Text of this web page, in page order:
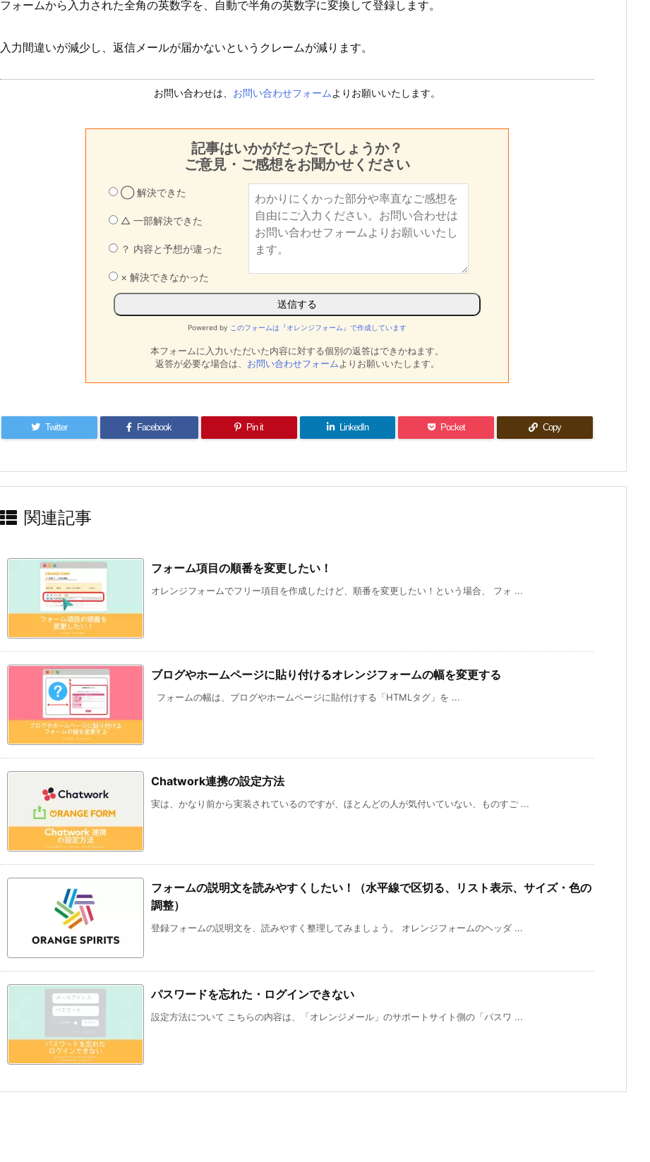
フォームから入力された全角の英数字を、自動で半角の英数字に変換して登録します。
入力間違いが減少し、返信メールが届かないというクレームが減ります。
お問い合わせは、 お問い合わせフォーム よりお願いいたします。
記事はいかがだったでしょうか？
ご意見・ご感想をお聞かせください
◯ 解決できた
△ 一部解決できた
？ 内容と予想が違った
× 解決できなかった
Powered by このフォームは『オレンジフォーム』で作成しています
本フォームに入力いただいた内容に対する個別の返答はできかねます。
返答が必要な場合は、 お問い合わせフォームよりお願いいたします。
Twitter Facebook Pin it LinkedIn Pocket Copy
関連記事
フォーム項目の順番を変更したい！
オレンジフォームでフリー項目を作成したけど、順番を変更したい！という場合、 フォ ...
ブログやホームページに貼り付けるオレンジフォームの幅を変更する
フォームの幅は、ブログやホームページに貼付けする「HTMLタグ」を ...
Chatwork連携の設定方法
実は、かなり前から実装されているのですが、ほとんどの人が気付いていない、ものすご ...
フォームの説明文を読みやすくしたい！（水平線で区切る、リスト表示、サイズ・色の
調整）
登録フォームの説明文を、読みやすく整理してみましょう。 オレンジフォームのヘッダ ...
パスワードを忘れた・ログインできない
設定方法について こちらの内容は、「オレンジメール」のサポートサイト側の「パスワ ...